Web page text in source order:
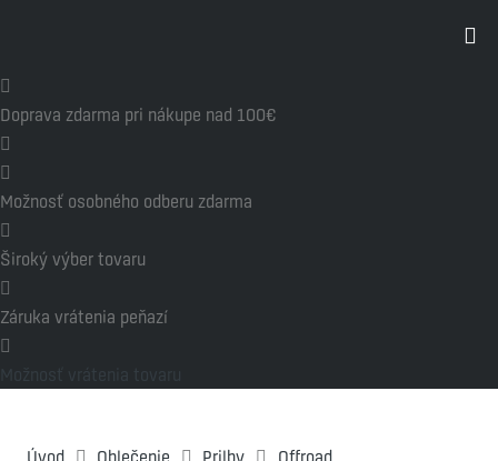
Doprava zdarma pri nákupe nad 100€
Možnosť osobného odberu zdarma
Široký výber tovaru
Záruka vrátenia peňazí
Úvod Oblečenie Prilby Offroad